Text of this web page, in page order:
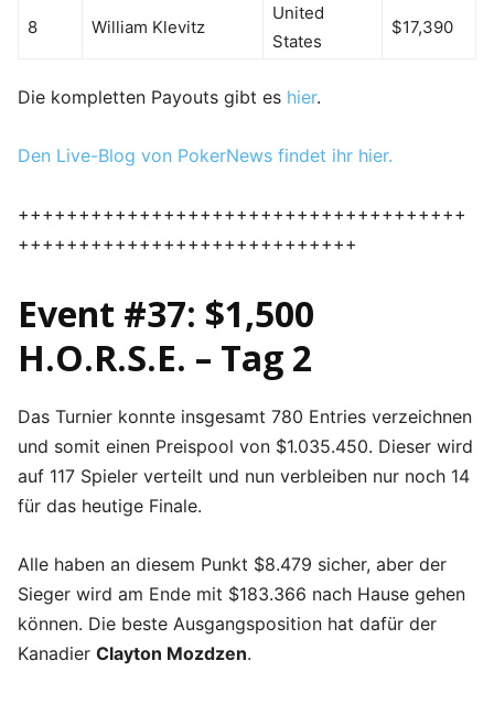
8 William Klevitz
United
States
$17,390
Die kompletten Payouts gibt es hier.
Den Live-Blog von PokerNews findet ihr hier.
+++++++++++++++++++++++++++++++++++++
++++++++++++++++++++++++++++
Event #37: $1,500
H.O.R.S.E. – Tag 2
Das Turnier konnte insgesamt 780 Entries verzeichnen
und somit einen Preispool von $1.035.450. Dieser wird
auf 117 Spieler verteilt und nun verbleiben nur noch 14
für das heutige Finale.
Alle haben an diesem Punkt $8.479 sicher, aber der
Sieger wird am Ende mit $183.366 nach Hause gehen
können. Die beste Ausgangsposition hat dafür der
Kanadier Clayton Mozdzen.